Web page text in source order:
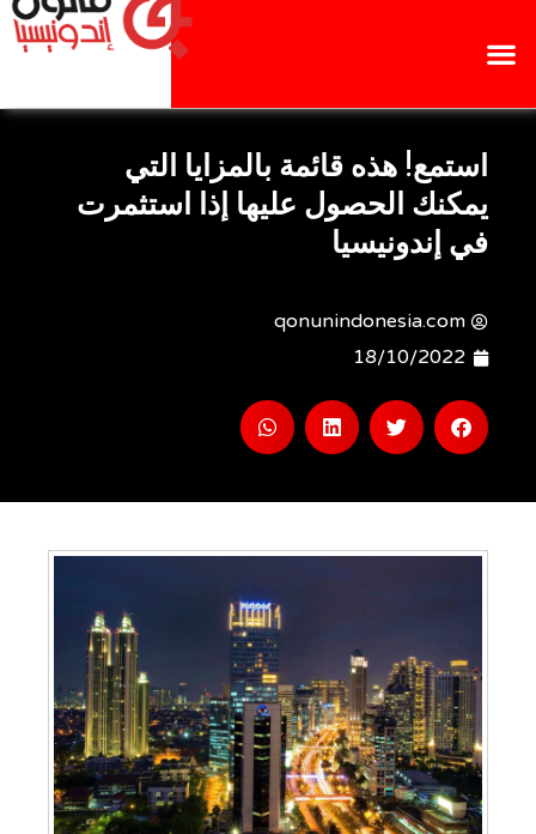
استمع! هذه قائمة بالمزايا التي
يمكنك الحصول عليها إذا استثمرت
في إندونيسيا
qonunindonesia.com
18/10/2022